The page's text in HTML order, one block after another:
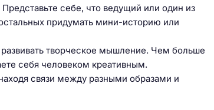
себе, что ведущий или один из
придумать мини-историю или
творческое мышление. Чем больше
себя человеком креативным.
связи между разными образами и